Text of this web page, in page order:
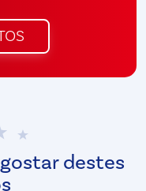
destes